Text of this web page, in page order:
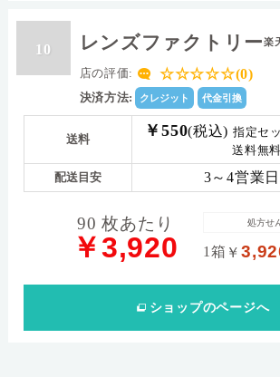
10 レンズファクトリー楽
店の評価: ☆☆☆☆☆(0)
決済方法: クレジット 代金引換
送料 ￥550(税込) 指定セ
送料無料
配送目安 3～4営業
90 枚あたり
￥3,920 1箱 ￥
処方せ
ショップのページへ